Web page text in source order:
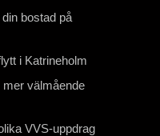
bostad på
i Katrineholm
mer välmående
VVS-uppdrag